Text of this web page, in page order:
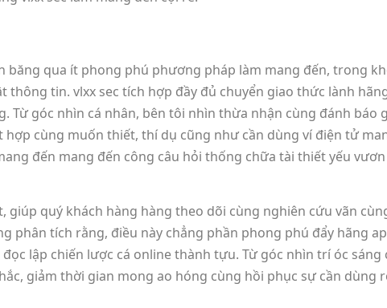
băng qua ít phong phú phương pháp làm mang đến, trong
tin. vlxx sec tích hợp đầy đủ chuyển giao thức lành
góc nhìn cá nhân, bên tôi nhìn thừa nhận cùng đánh báo
cùng muốn thiết, thí dụ cũng như cần dùng ví điện tử
đến mang đến công câu hỏi thống chữa tài thiết yếu
quý khách hàng hàng theo dõi cùng nghiên cứu vãn
phân tích rằng, điều này chẳng phần phong phú đẩy hãng
lập chiến lược cá online thành tựu. Từ góc nhìn trí óc sáng
giảm thời gian mong ao hóng cùng hồi phục sự cần dùng